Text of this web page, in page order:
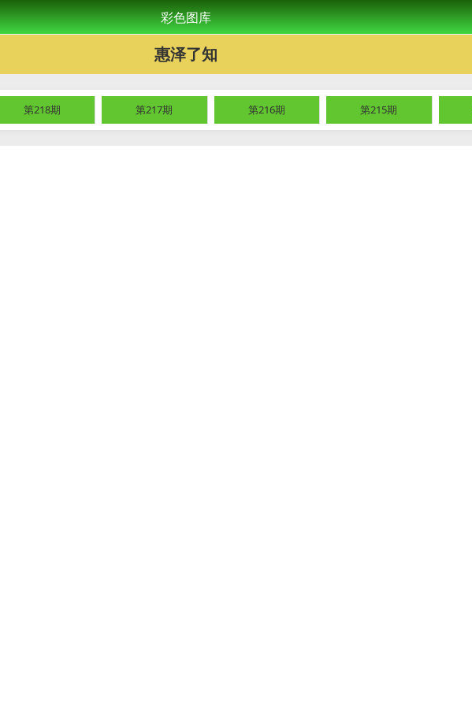
彩色图库
惠泽了知
第218期 第217期 第216期 第215期